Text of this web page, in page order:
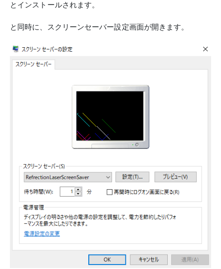
とインストールされます。
と同時に、スクリーンセーバー設定画面が開きます。